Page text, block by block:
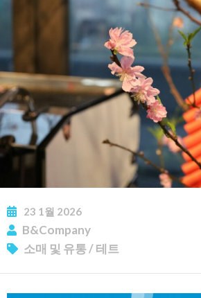
23 1월 2026
B&Company
소매 및 유통/테트